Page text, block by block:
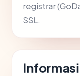
registrar
SSL.